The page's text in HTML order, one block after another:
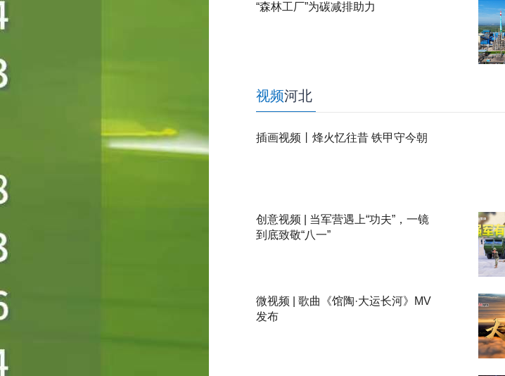
“森林工厂”为碳减排助力
视频河北
插画视频丨烽火忆往昔 铁甲守今朝
创意视频 | 当军营遇上“功夫”，一镜
到底致敬“八一”
微视频 | 歌曲《馆陶·大运长河》MV
发布